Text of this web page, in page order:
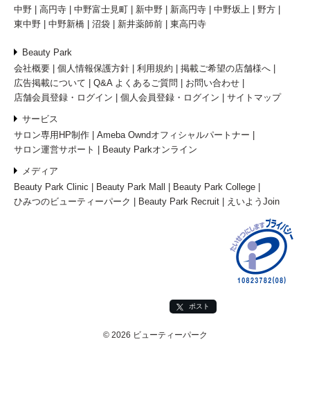
中野
高円寺 中野富士見町 新中野 新高円寺 中野坂上
野方
東中野
中野新橋 沼袋 新井薬師前 東高円寺
Beauty Park
会社概要
個人情報保護方針 利用規約
掲載ご希望の店舗様へ
広告掲載について
Q&A よくあるご質問
お問い合わせ
店舗会員登録・ログイン
個人会員登録・ログイン サイトマップ
サービス
サロン専用HP制作
Ameba Owndオフィシャルパートナー
サロン運営サポート
Beauty Parkオンライン
メディア
Beauty Park Clinic
Beauty Park Mall
Beauty Park College
ひみつのビューティーパーク
Beauty Park Recruit えいようJoin
ポスト
© 2026 ビューティーパーク